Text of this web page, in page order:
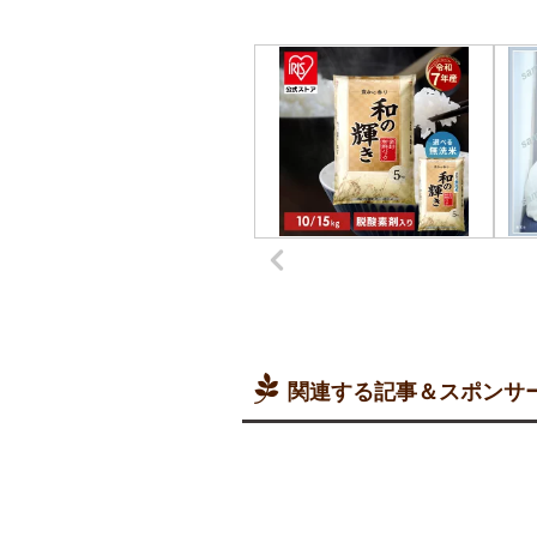
関連する記事＆スポンサ